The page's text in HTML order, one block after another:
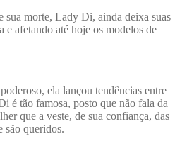
sua morte, Lady Di, ainda deixa suas
e afetando até hoje os modelos de
ela lançou tendências entre
é tão famosa, posto que não fala da
que a veste, de sua confiança, das
são queridos.